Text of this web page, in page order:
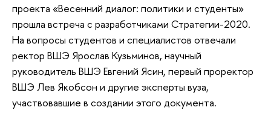
проекта «Весенний диалог: политики и студенты»
прошла встреча с разработчиками Стратегии-2020.
На вопросы студентов и специалистов отвечали
ректор ВШЭ Ярослав Кузьминов, научный
руководитель ВШЭ Евгений Ясин, первый проректор
ВШЭ Лев Якобсон и другие эксперты вуза,
участвовавшие в создании этого документа.